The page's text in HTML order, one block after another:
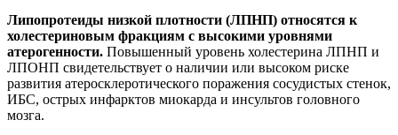
Липопротеиды низкой плотности (ЛПНП) относятся к
холестериновым фракциям с высокими уровнями
атерогенности. Повышенный уровень холестерина ЛПНП и
ЛПОНП свидетельствует о наличии или высоком риске
развития атеросклеротического поражения сосудистых стенок,
ИБС, острых инфарктов миокарда и инсультов головного
мозга.